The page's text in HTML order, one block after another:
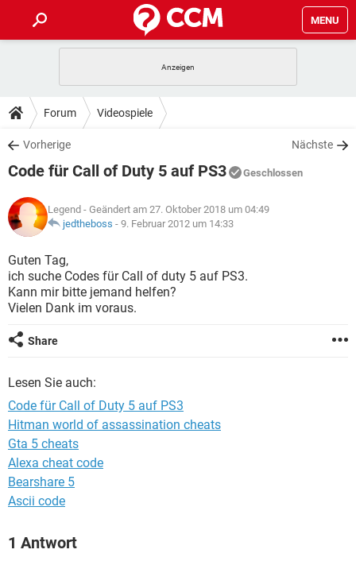
MENU
ANDROID
WINDOWS 10
WHATSAPP TIKTOK
FACEBOOK
TIPPS & TRICKS
SPIELE
WHATSAPP TIKTOK
FACEBOOK
DOWNLOADS
SPIELE STREAMING
ANDROID
WINDOWS 10 INSTAGRAM
WHATSAPP
FACEBOOK HARDWARE
SPIELE STREAMING
ANDROID
WINDOWS 10
WHATSAPP
LEXIKON
SPIELE
ANDROID IOS
WINDOWS 10
WHATSAPP
Forum Videospiele
Vorherige Nächste
Code für Call of Duty 5 auf PS3 Geschlossen
Legend - Geändert am 27. Oktober 2018 um 04:49
jedtheboss - 9. Februar 2012 um 14:33
Guten Tag,
ich suche Codes für Call of duty 5 auf PS3.
Kann mir bitte jemand helfen?
Vielen Dank im voraus.
Share
Lesen Sie auch:
Code für Call of Duty 5 auf PS3
Hitman world of assassination cheats
Gta 5 cheats
Alexa cheat code
Bearshare 5
Ascii code
1 Antwort